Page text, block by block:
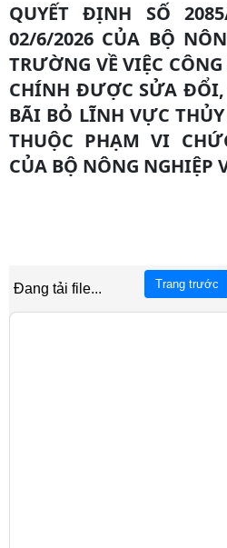
QUYẾT ĐỊNH SỐ 2085/QĐ-BNNMT NGÀY
02/6/2026 CỦA BỘ
TRƯỜNG VỀ VIỆC
CHÍNH ĐƯỢC SỬA ĐỔI,
BÃI BỎ LĨNH VỰC
THUỘC PHẠM VI
CỦA BỘ NÔNG NGHIỆP